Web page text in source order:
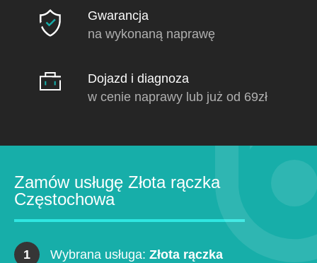
Gwarancja
na wykonaną naprawę
Dojazd i diagnoza
w cenie naprawy lub już od 69zł
Zamów usługę Złota rączka
Częstochowa
1 Wybrana usługa: Złota rączka